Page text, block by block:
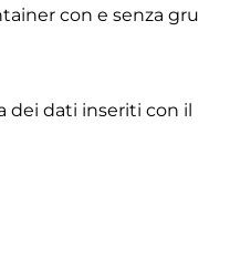
con e senza gru
dei dati inseriti con il